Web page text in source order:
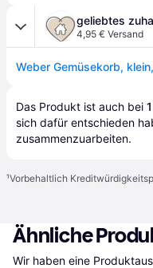
geliebtes
4,95 € Versand
Weber Gemüsekorb,
Das Produkt ist auch bei 1
sich dafür entschieden
zusammenzuarbeiten.
¹Vorbehaltlich
Ähnliche
Wir haben eine